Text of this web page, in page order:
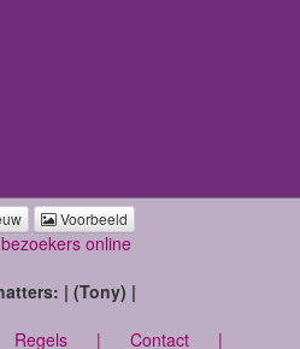
Voorbeeld
online
| (Tony) |
Regels | Contact |